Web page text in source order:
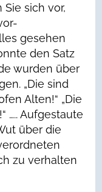
sich vor,
gesehen
den Satz
wurden über
„Die sind
Alten!“ „Die
….. Aufgestaute
über die
zu verhalten